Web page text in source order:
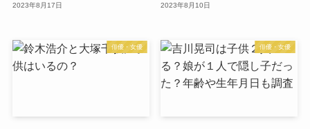
2023年8月17日 2023年8月10日
俳優・女優 俳優・女優